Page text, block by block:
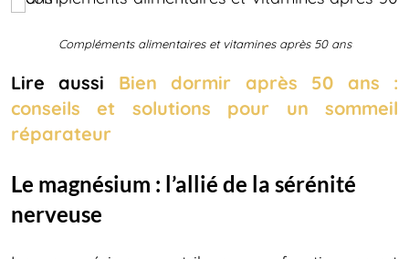
Compléments alimentaires et vitamines après 50 ans
Lire aussi Bien dormir après 50 ans :
conseils et solutions pour un sommeil
réparateur
Le magnésium : l’allié de la sérénité
nerveuse